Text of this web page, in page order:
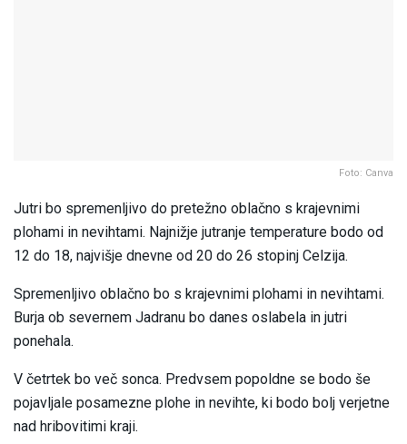
Foto: Canva
Jutri bo spremenljivo do pretežno oblačno s krajevnimi
plohami in nevihtami. Najnižje jutranje temperature bodo od
12 do 18, najvišje dnevne od 20 do 26 stopinj Celzija.
Spremenljivo oblačno bo s krajevnimi plohami in nevihtami.
Burja ob severnem Jadranu bo danes oslabela in jutri
ponehala.
V četrtek bo več sonca. Predvsem popoldne se bodo še
pojavljale posamezne plohe in nevihte, ki bodo bolj verjetne
nad hribovitimi kraji.